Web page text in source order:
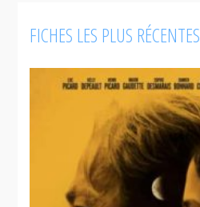
FICHES LES PLUS RÉCENTES